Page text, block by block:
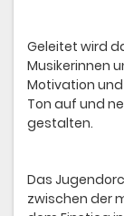
Geleitet wird
Musikerinnen
Motivation
Ton auf und
gestalten.
Das
zwischen der